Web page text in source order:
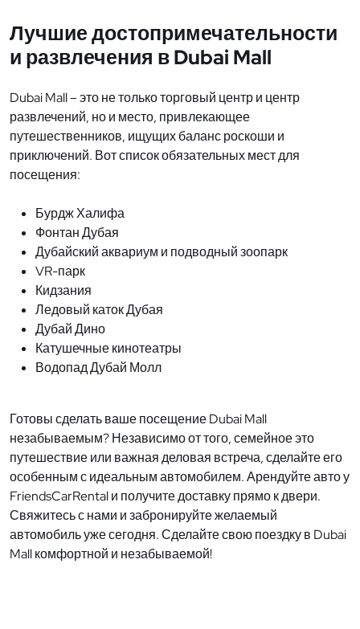
Лучшие достопримечательности
и развлечения в Dubai Mall
Dubai Mall – это не только торговый центр и центр
развлечений, но и место, привлекающее
путешественников, ищущих баланс роскоши и
приключений. Вот список обязательных мест для
посещения:
Бурдж Халифа
Фонтан Дубая
Дубайский аквариум и подводный зоопарк
VR-парк
Кидзания
Ледовый каток Дубая
Дубай Дино
Катушечные кинотеатры
Водопад Дубай Молл
Готовы сделать ваше посещение Dubai Mall
незабываемым? Независимо от того, семейное это
путешествие или важная деловая встреча, сделайте его
особенным с идеальным автомобилем. Арендуйте авто у
FriendsCarRental и получите доставку прямо к двери.
Свяжитесь с нами и забронируйте желаемый
автомобиль уже сегодня. Сделайте свою поездку в Dubai
Mall комфортной и незабываемой!